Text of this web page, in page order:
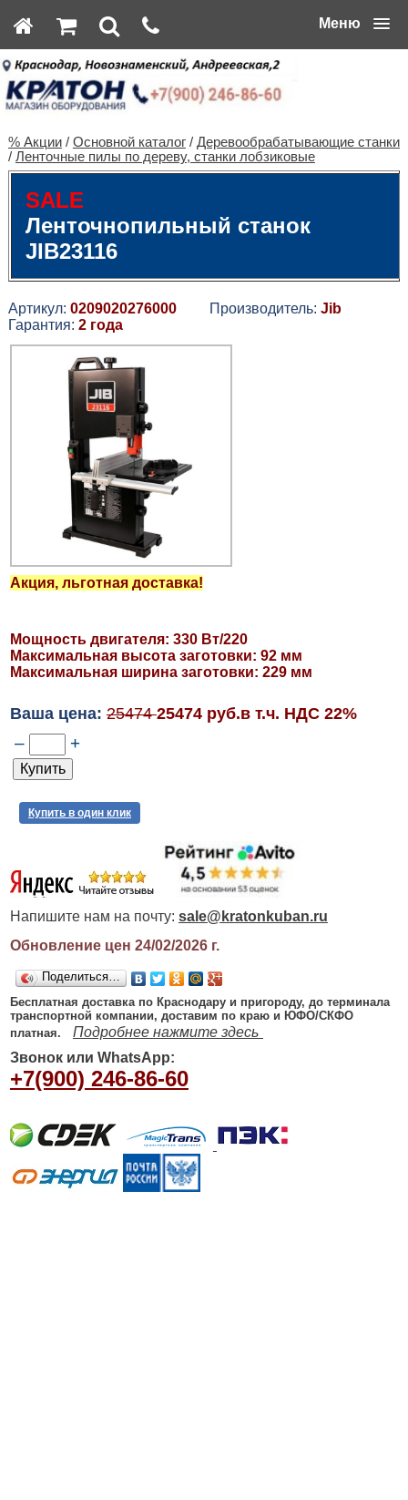
Меню
% Акции/ Основной каталог/ Деревообрабатывающие станки
/ Ленточные пилы по дереву, станки лобзиковые
SALE
Ленточнопильный станок
JIB23116
Артикул: 0209020276000Производитель: Jib
Гарантия: 2 года
Акция, льготная доставка!
Мощность двигателя: 330 Вт/220
Максимальная высота заготовки: 92 мм
Максимальная ширина заготовки: 229 мм
Ваша цена: 2547425474 руб.в т.ч. НДС 22%
– +
Купить в один клик
Напишите нам на почту: sale@kratonkuban.ru
Обновление цен 24/02/2026г.
Поделиться…
Бесплатная доставка по Краснодару и пригороду, до терминала
транспортной компании, доставим по краю и ЮФО/СКФО
платная.
Подробнее нажмите здесь
Звонок или WhatsApp:
+7(900) 246-86-60